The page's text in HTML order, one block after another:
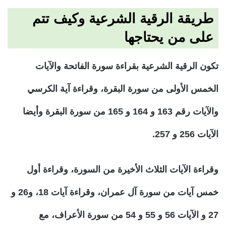
طريقة الرقية الشرعية وكيف تتم
على من يحتاجها
تكون الرقية الشرعية بقراءة سورة الفاتحة والآيات
الخمس الأولى من سورة البقرة، وقراءة آية الكرسي
والآيات رقم 163 و 164 و 165 من سورة البقرة وأيضا
الآيات 256 و 257.
وقراءة الآيات الثلاث الأخيرة من السورة، وقراءة أول
خمس آيات من سورة آل عمران، وقراءة آيات 18، و26 و
27 و الآيات 56 و 55 و 54 من سورة الأعراف، مع